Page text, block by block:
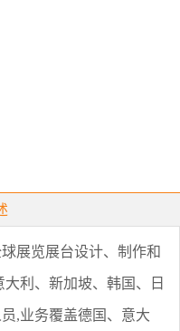
展览展台设计、制作和
利、新加坡、韩国、日
,业务覆盖德国、意大